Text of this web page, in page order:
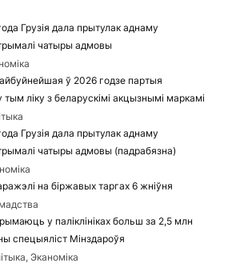
Грузія дала прытулак аднаму
чатыры адмовы
ў 2026 годзе партыя
ліку з беларускімі акцызнымі маркамі
Грузія дала прытулак аднаму
чатыры адмовы (падрабязна)
на біржавых таргах 6 жніўня
у паліклініках больш за 2,5 млн
спецыяліст Мінздароўя
Эканоміка